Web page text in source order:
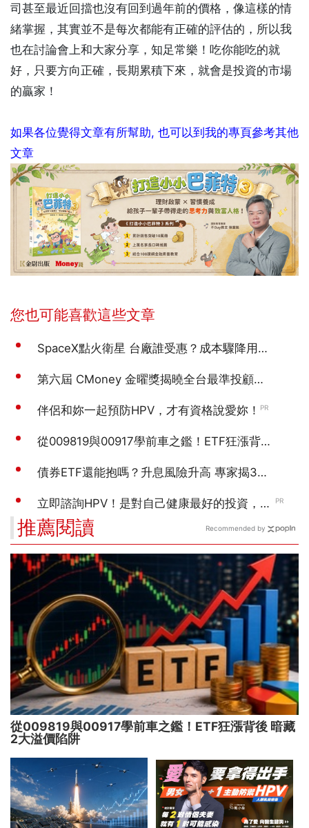
司甚至最近回擋也沒有回到過年前的價格，像這樣的情
緒掌握，其實並不是每次都能有正確的評估的，所以我
也在討論會上和大家分享，知足常樂！吃你能吃的就
好，只要方向正確，長期累積下來，就會是投資的市場
的贏家！
如果各位覺得文章有所幫助, 也可以到我的專頁參考其他
文章
推薦閱讀
從009819與00917學前車之鑑！ETF狂漲背後 暗藏
2大溢價陷阱
Recommended by